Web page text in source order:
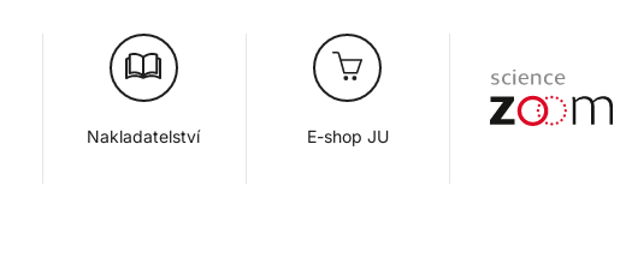
Nakladatelství E-shop JU